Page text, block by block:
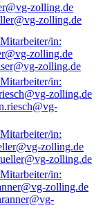
zolling.de
zolling.de
zolling.de